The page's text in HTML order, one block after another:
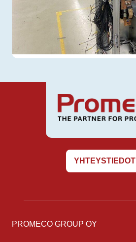
YHTEYSTIEDOT
PROMECO GROUP OY